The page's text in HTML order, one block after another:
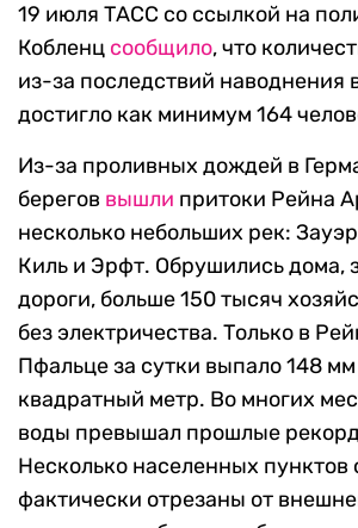
19 июля ТАСС со ссылкой на
Кобленц сообщило, что
из-за последствий наводнения
достигло как минимум 164
Из-за проливных дождей в
берегов вышли притоки Рейна
несколько небольших рек:
Киль и Эрфт. Обрушились дома,
дороги, больше 150 тысяч
без электричества. Только в
Пфальце за сутки выпало 148
квадратный метр. Во многих
воды превышал прошлые
Несколько населенных пунктов
фактически отрезаны от